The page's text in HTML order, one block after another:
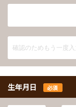
生年月日 必須